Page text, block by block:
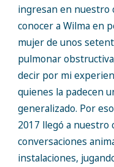
ingresan en nuestro
conocer a Wilma en
mujer de unos
pulmonar
decir por mi
quienes la padecen
generalizado. Por
2017 llegó a
conversaciones
instalaciones,